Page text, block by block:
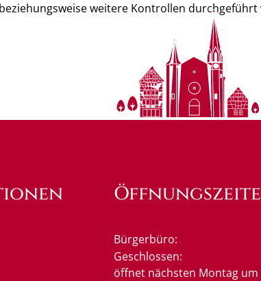
weitere Kontrollen durchgeführt
Bürgerbüro:
Klicken, um weitere
Geschlossen:
öffnet nächsten Montag um